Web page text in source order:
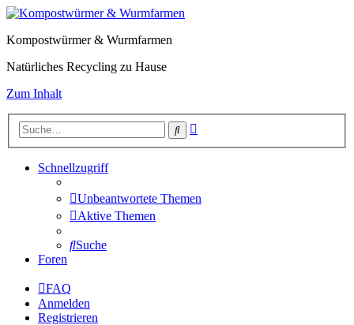
Kompostwürmer & Wurmfarmen
Natürliches Recycling zu Hause
Zum Inhalt
Suche
Schnellzugriff
Unbeantwortete Themen
Aktive Themen
Suche
Foren
FAQ
Anmelden
Registrieren